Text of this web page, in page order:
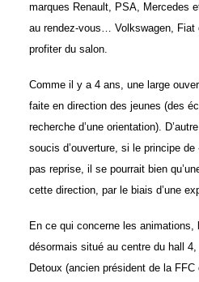
marques Renault, PSA, Mercedes
au rendez-vous… Volkswagen, Fiat
profiter du salon.
Comme il y a 4 ans, une large
faite en direction des jeunes (des
recherche d’une orientation).
soucis d’ouverture, si le principe
pas reprise, il se pourrait bien
cette direction, par le biais d’une
En ce qui concerne les animations,
désormais situé au centre du hall
Detoux (ancien président de la